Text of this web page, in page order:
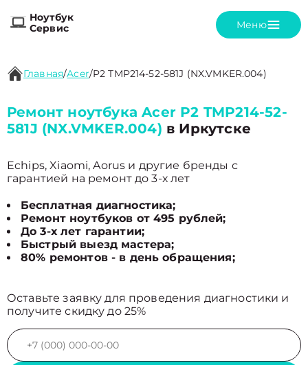
Ноутбук
Сервис
Меню
Главная/Acer/P2 TMP214-52-581J (NX.VMKER.004)
Ремонт ноутбука Acer P2 TMP214-52-
581J (NX.VMKER.004) в Иркутске
Echips, Xiaomi, Aorus и другие бренды с
гарантией на ремонт до 3-х лет
Бесплатная диагностика;
Ремонт ноутбуков от 495 рублей;
До 3-х лет гарантии;
Быстрый выезд мастера;
80% ремонтов - в день обращения;
Оставьте заявку для проведения диагностики и
получите скидку до 25%